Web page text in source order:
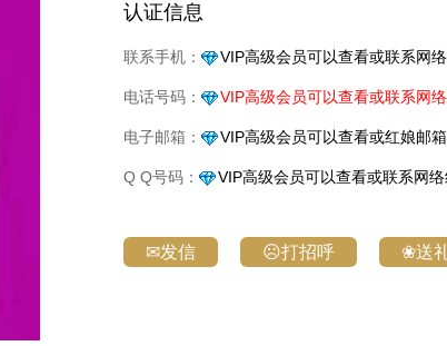
认证信息
联系手机： VIP高级会员可以查看或联系网
电话号码： VIP高级会员可以查看或联系网
电子邮箱： VIP高级会员可以查看或红娘邮
Q Q号码： VIP高级会员可以查看或联系网
✉发信 ☹打招呼 ❀送